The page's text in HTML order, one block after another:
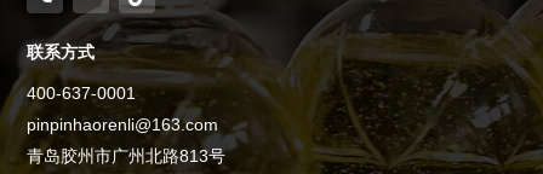
联系方式
400-637-0001
pinpinhaorenli@163.com
青岛胶州市广州北路813号